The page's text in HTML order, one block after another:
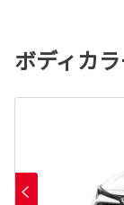
ボディカ